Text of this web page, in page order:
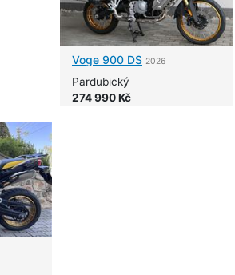
Voge 900 DS 2026
Pardubický
274 990 Kč